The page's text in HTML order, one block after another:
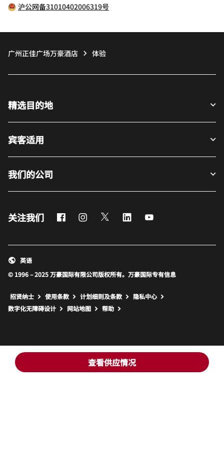
查看供应情况
沪公网备31010402006319号
广州正佳广场万豪酒店 体验
精选目的地
宾客适用
我们的公司
关注我们 FacebookInstagram
Twitter LinkedIn
© 1996 – 2025 万豪国际有限公司版权所有。万豪国际专有信息
英语
招贤纳士 使用条款 计划细则及条款
隐私中心
数字化无障碍设计
网站地图 打开新窗口
帮助